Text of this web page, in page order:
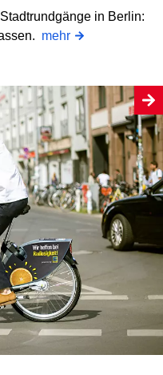
in Berlin:
mehr